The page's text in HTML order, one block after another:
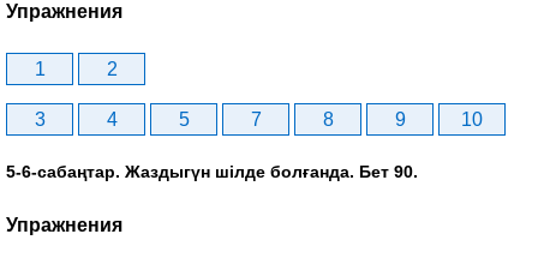
Упражнения
1 2
3 4 5 7 8 9 10
5-6-сабаңтар. Жаздыгүн шілде болғанда. Бет 90.
Упражнения